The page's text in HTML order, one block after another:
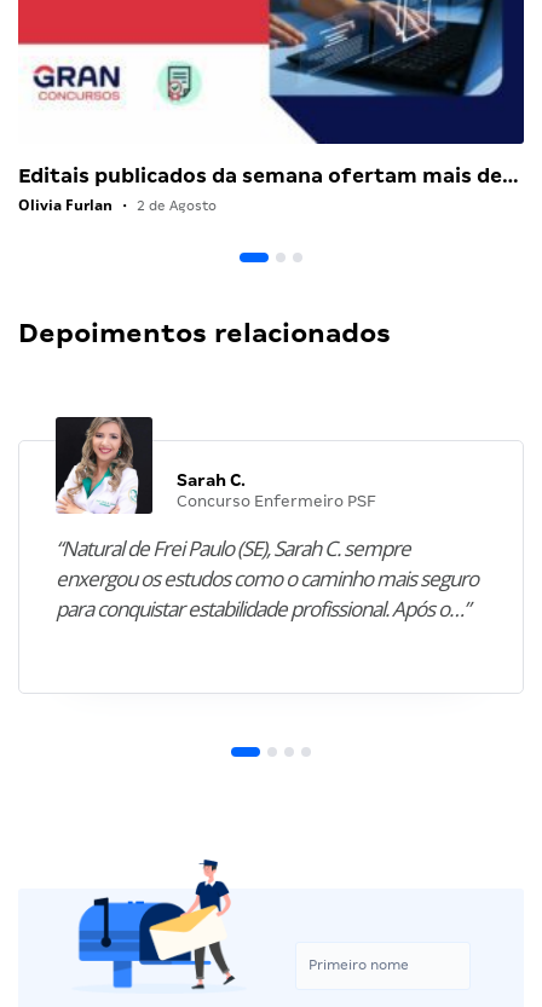
Editais publicados da semana ofertam mais de…
Olivia Furlan • 2 de Agosto
Depoimentos relacionados
Sarah C.
Concurso Enfermeiro PSF
“Natural de Frei Paulo (SE), Sarah C. sempre
enxergou os estudos como o caminho mais seguro
para conquistar estabilidade profissional. Após o…”